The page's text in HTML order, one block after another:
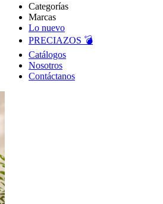
Categorías
Marcas
Lo nuevo
PRECIAZOS 💣
Catálogos
Nosotros
Contáctanos